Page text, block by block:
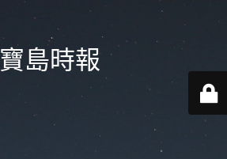
寶島時報